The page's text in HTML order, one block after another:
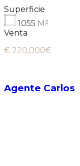
Superficie
1055 M²
Venta
€ 220,000€
Agente Carlos